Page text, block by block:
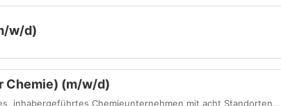
w/d)
Chemie) (m/w/d)
inhabergeführtes Chemieunternehmen mit acht Standorten...